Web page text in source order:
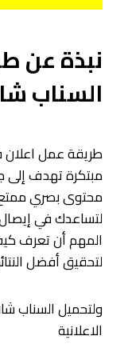
نبذة عن
السناب
طريقة عمل
مبتكرة تهدف إلى
محتوى بصري ممتع
لتساعدك في
المهم أن تعرف
لتحقيق أفضل
ولتحميل السناب
الاعلانية